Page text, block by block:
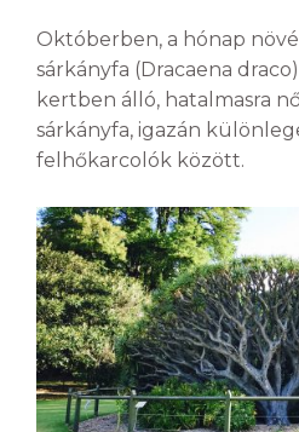
Októberben, a hónap
sárkányfa (Dracaena
kertben álló, hatalmasra
sárkányfa, igazán
felhőkarcolók között.